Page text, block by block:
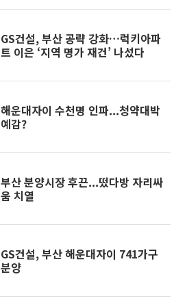
GS건설, 부산 공략 강화…럭키아파
트 이은 ‘지역 명가 재건’ 나섰다
해운대자이 수천명 인파...청약대박
예감?
부산 분양시장 후끈...떴다방 자리싸
움 치열
GS건설, 부산 해운대자이 741가구
분양